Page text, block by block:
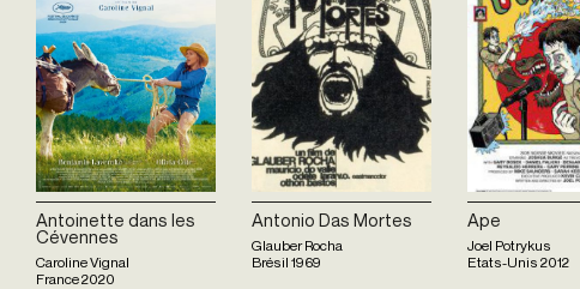
Antoinette dans les
Cévennes
Caroline Vignal
France2020
Antonio Das Mortes
Glauber Rocha
Brésil 1969
Ape
Joel Potrykus
Etats-Unis 2012